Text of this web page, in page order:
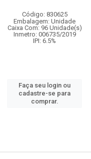
Código: 830625
Embalagem: Unidade
Caixa Com: 96 Unidade(s)
Inmetro: 006735/2019
IPI: 6.5%
Faça seu login ou
cadastre-se para
comprar.